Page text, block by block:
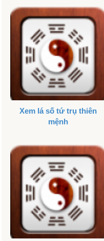
Xem lá số tứ trụ thiên
mệnh